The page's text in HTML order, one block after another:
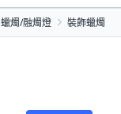
蠟燭/融燭燈 裝飾蠟燭